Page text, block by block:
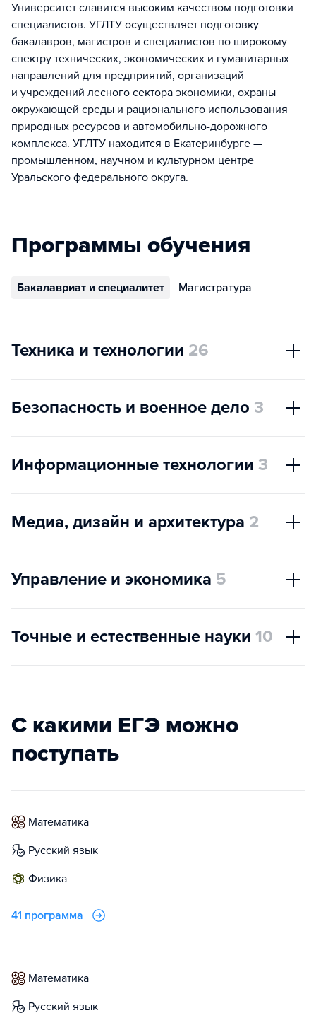
Университет славится высоким качеством подготовки
специалистов. УГЛТУ осуществляет подготовку
бакалавров, магистров и специалистов по широкому
спектру технических, экономических и гуманитарных
направлений для предприятий, организаций
и учреждений лесного сектора экономики, охраны
окружающей среды и рационального использования
природных ресурсов и автомобильно-дорожного
комплекса. УГЛТУ находится в Екатеринбурге —
промышленном, научном и культурном центре
Уральского федерального округа.
Программы обучения
Бакалавриат и специалитет Магистратура
Техника и технологии 26
Безопасность и военное дело 3
Информационные технологии 3
Медиа, дизайн и архитектура 2
Управление и экономика 5
Точные и естественные науки 10
С какими ЕГЭ можно
поступать
математика
русский язык
физика
41 программа
математика
русский язык